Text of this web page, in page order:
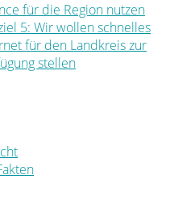
für die Region nutzen
5: Wir wollen schnelles
für den Landkreis zur
stellen